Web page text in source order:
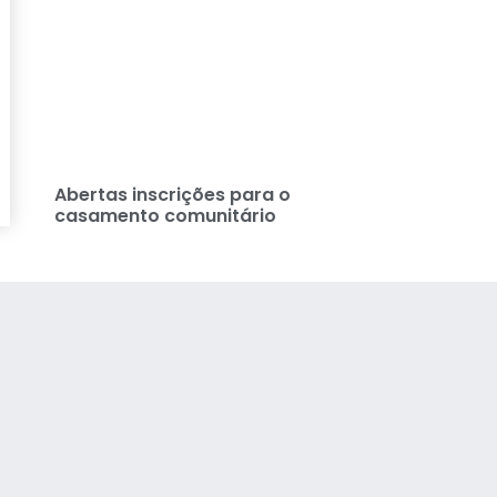
Abertas inscrições para o
casamento comunitário